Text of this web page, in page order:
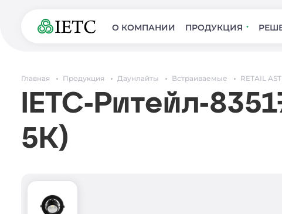
О КОМПАНИИ ПРОДУКЦИЯ
Главная Продукция Даунлайты Встраиваемые RETAIL
IETC-Ритейл-
5К)